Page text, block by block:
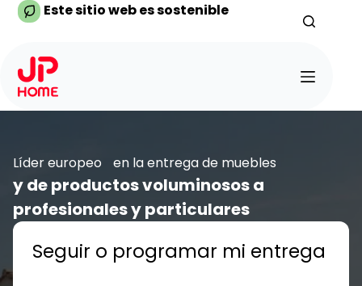
Saltar Este sitio web es sostenible
Líder europeo en la entrega de muebles
y de productos voluminosos a
profesionales y particulares
Seguir o programar mi entrega